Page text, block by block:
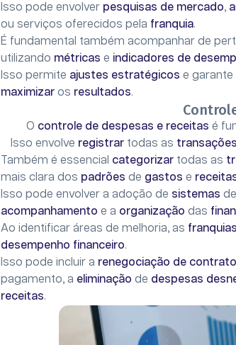
Isso pode envolver pesquisas de mercado,
ou serviços oferecidos pela franquia.
É fundamental também acompanhar de
utilizando métricas e indicadores de
Isso permite ajustes estratégicos e
maximizar os resultados.
O controle de despesas e receitas é
Isso envolve registrar todas as transações
Também é essencial categorizar todas as
mais clara dos padrões de gastos e
Isso pode envolver a adoção de sistemas de
acompanhamento e a organização das
Ao identificar áreas de melhoria, as franquias
desempenho financeiro.
Isso pode incluir a renegociação de
pagamento, a eliminação de despesas
receitas.